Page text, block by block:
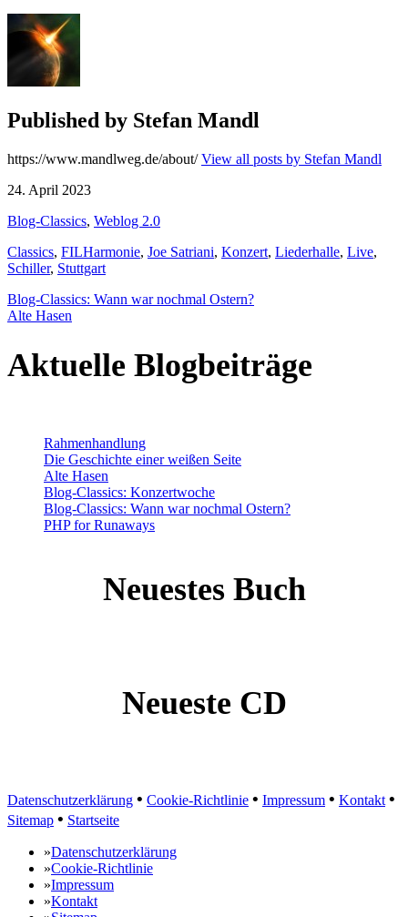
Published by Stefan Mandl
https://www.mandlweg.de/about/View all posts by Stefan Mandl
24. April 2023
Blog-Classics, Weblog 2.0
Classics, FILHarmonie, Joe Satriani, Konzert, Liederhalle, Live,
Schiller, Stuttgart
Beitragsnavigation
Blog-Classics: Wann war nochmal Ostern?
Alte Hasen
Aktuelle Blogbeiträge
Rahmenhandlung
Die Geschichte einer weißen Seite
Alte Hasen
Blog-Classics: Konzertwoche
Blog-Classics: Wann war nochmal Ostern?
PHP for Runaways
Neuestes Buch
Neueste CD
Datenschutzerklärung • Cookie-Richtlinie • Impressum • Kontakt •
Sitemap • Startseite
»Datenschutzerklärung
»Cookie-Richtlinie
»Impressum
»Kontakt